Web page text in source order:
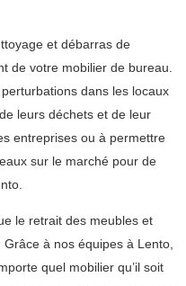
et débarras de
de votre mobilier de bureau.
dans les locaux
leurs déchets et de leur
entreprises ou à permettre
sur le marché pour de
le retrait des meubles et
Grâce à nos équipes à Lento,
quel mobilier qu’il soit